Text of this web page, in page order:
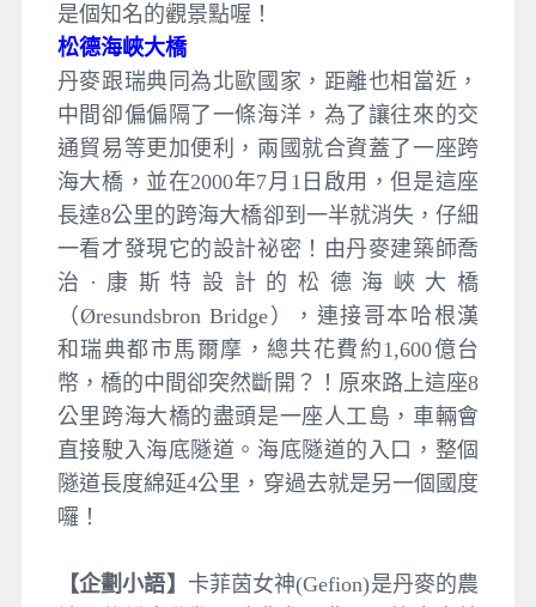
是個知名的觀景點喔！
松德海峽大橋
丹麥跟瑞典同為北歐國家，距離也相當近，
中間卻偏偏隔了一條海洋，為了讓往來的交
通貿易等更加便利，兩國就合資蓋了一座跨
海大橋，並在2000年7月1日啟用，但是這座
長達8公里的跨海大橋卻到一半就消失，仔細
一看才發現它的設計祕密！由丹麥建築師喬
治·康斯特設計的松德海峽大橋
（Øresundsbron Bridge），連接哥本哈根漢
和瑞典都市馬爾摩，總共花費約1,600億台
幣，橋的中間卻突然斷開？！原來路上這座8
公里跨海大橋的盡頭是一座人工島，車輛會
直接駛入海底隧道。海底隧道的入口，整個
隧道長度綿延4公里，穿過去就是另一個國度
囉！
【企劃小語】 卡菲茵女神(Gefion)是丹麥的農